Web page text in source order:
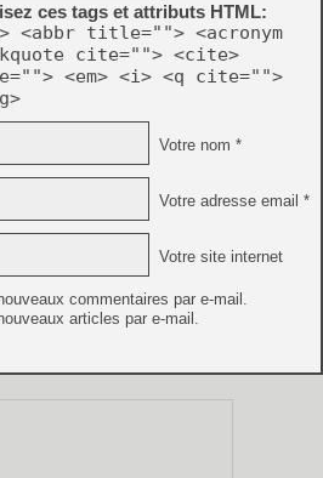
ces tags et attributs HTML:
title=""> <acronym
cite=""> <cite>
<em> <i> <q cite="">
Votre nom *
Votre adresse email *
Votre site internet
commentaires par e-mail.
articles par e-mail.